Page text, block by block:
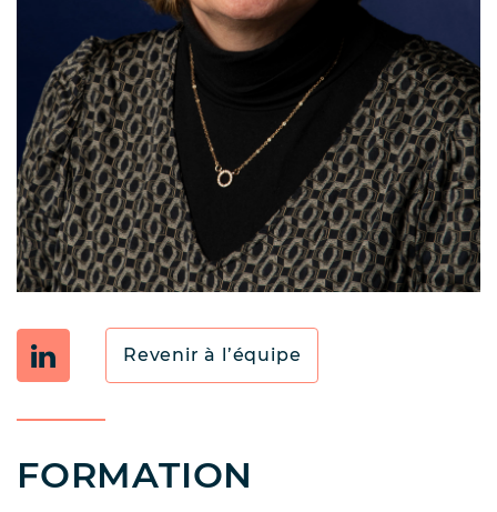
Revenir à l’équipe
FORMATION